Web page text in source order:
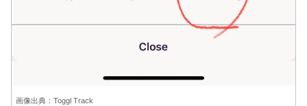
画像出典：Toggl Track